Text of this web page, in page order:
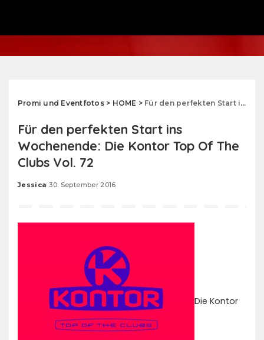
Promi und Eventfotos> HOME > Für den perfekten Start ins Wochenende: Die Kontor Top Of The Clubs Vol. 72
Für den perfekten Start ins
Wochenende: Die Kontor Top Of The
Clubs Vol. 72
Posted
Jessica 30. September 2016
Die Kontor